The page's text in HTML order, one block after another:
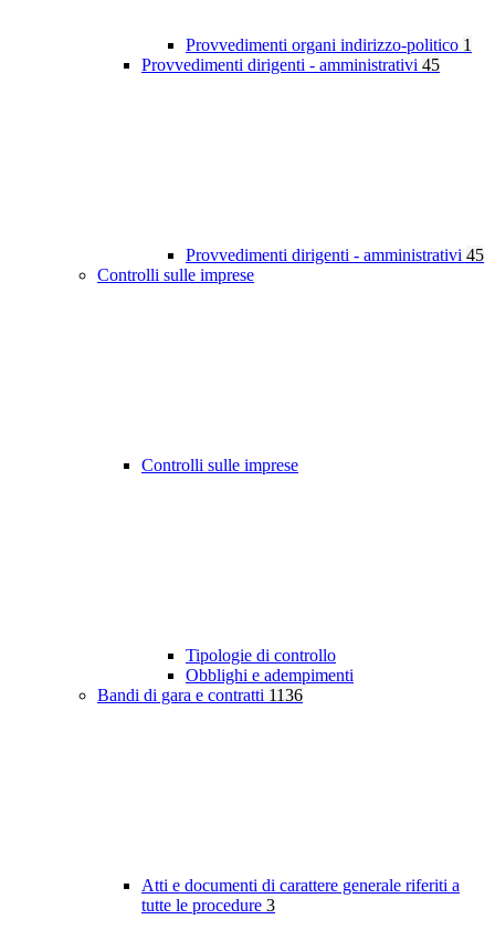
Provvedimenti organi indirizzo-politico 1
Provvedimenti dirigenti - amministrativi 45
Provvedimenti dirigenti - amministrativi 45
Controlli sulle imprese
Controlli sulle imprese
Tipologie di controllo
Obblighi e adempimenti
Bandi di gara e contratti 1136
Atti e documenti di carattere generale riferiti a
tutte le procedure 3